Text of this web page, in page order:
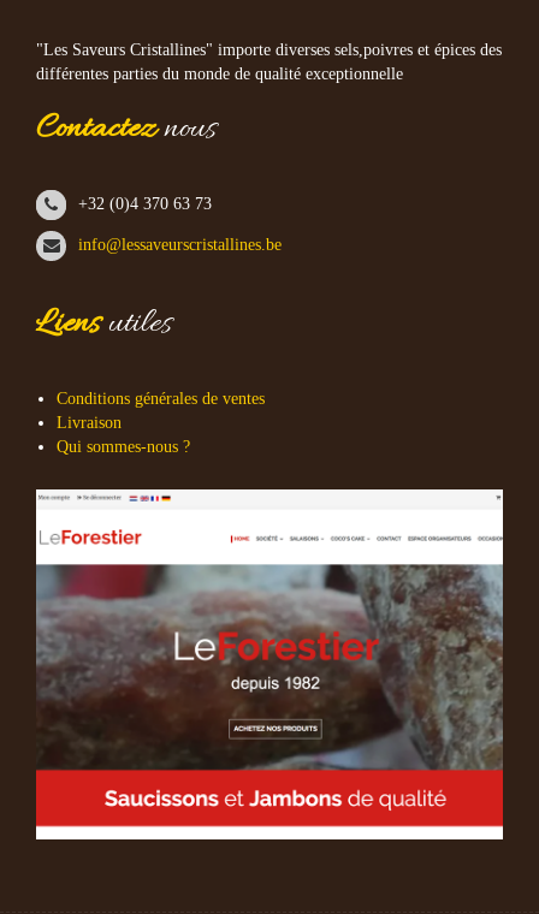
"Les Saveurs Cristallines" importe diverses sels,poivres et épices des
différentes parties du monde de qualité exceptionnelle
Contacteznous
+32 (0)4 370 63 73
info@lessaveurscristallines.be
Liensutiles
Conditions générales de ventes
Livraison
Qui sommes-nous ?